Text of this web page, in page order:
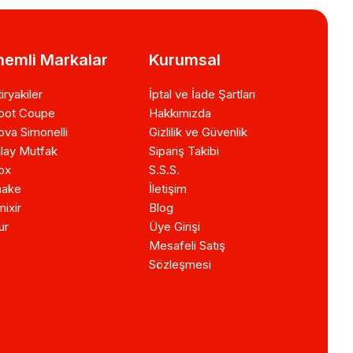
Markalar
Coupe
Simonelli
Mutfak
Kurumsal
İptal ve İade Şartları
Hakkımızda
Gizlilik ve Güvenlik
Sipariş Takibi
S.S.S.
İletişim
Blog
Üye Girişi
Mesafeli Satış
Sözleşmesi